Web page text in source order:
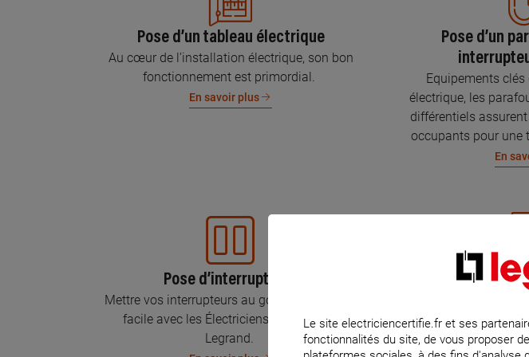
Pose d’un tableau électrique
Au cœur de l’installation électrique, son bon
fonctionnement est primordial.
En savoir plus
Pose d’un
Equipements
électrique, les
différentiels
occupants pour une
En
Pose d’interrupteurs
Mettre vos interrupteurs au goût du jour, c’est
facile avec les Électriciens Certifiés par
Legrand.
Mise aux
Parce que
protection de votre
Le site electriciencertifie.fr et ses
fonctionnalités du site, de vous proposer